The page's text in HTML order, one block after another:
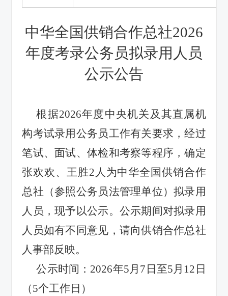
中华全国供销合作总社2026
年度考录公务员拟录用人员
公示公告
根据2026年度中央机关及其直属机
构考试录用公务员工作有关要求，经过
笔试、面试、体检和考察等程序，确定
张欢欢、王胜2 人为中华全国供销合作
总社（参照公务员法管理单位）拟录用
人员，现予以公示。公示期间对拟录用
人员如有不同意见，请向供销合作总社
人事部反映。
公示时间： 2026年5月 7 日至5月 12 日
（5个工作日）